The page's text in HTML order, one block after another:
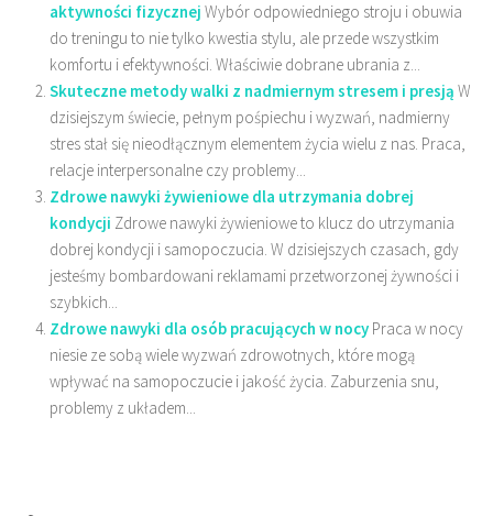
aktywności fizycznej Wybór odpowiedniego stroju i obuwia
do treningu to nie tylko kwestia stylu, ale przede wszystkim
komfortu i efektywności. Właściwie dobrane ubrania z...
Skuteczne metody walki z nadmiernym stresem i presją W
dzisiejszym świecie, pełnym pośpiechu i wyzwań, nadmierny
stres stał się nieodłącznym elementem życia wielu z nas. Praca,
relacje interpersonalne czy problemy...
Zdrowe nawyki żywieniowe dla utrzymania dobrej
kondycji Zdrowe nawyki żywieniowe to klucz do utrzymania
dobrej kondycji i samopoczucia. W dzisiejszych czasach, gdy
jesteśmy bombardowani reklamami przetworzonej żywności i
szybkich...
Zdrowe nawyki dla osób pracujących w nocy Praca w nocy
niesie ze sobą wiele wyzwań zdrowotnych, które mogą
wpływać na samopoczucie i jakość życia. Zaburzenia snu,
problemy z układem...